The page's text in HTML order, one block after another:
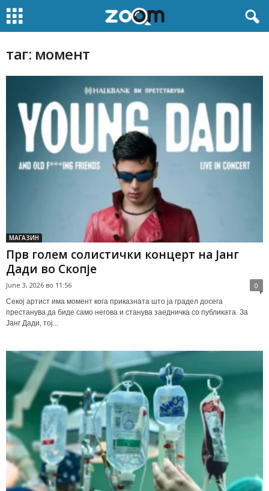
таг: момент
МАГАЗИН
Прв голем солистички концерт на Јанг
Дади во Скопје
June 3, 2026 во 11:56 0
Секој артист има момент кога приказната што ја градел досега
престанува да биде само негова и станува заедничка со публиката. За
Јанг Дади, тој...